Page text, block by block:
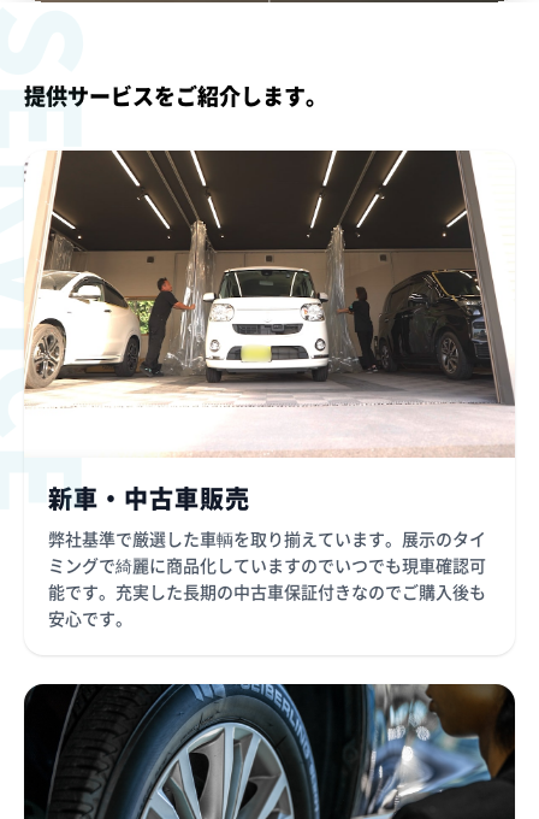
提供サービスをご紹介します。
新車・中古車販売
弊社基準で厳選した車輌を取り揃えています。展示のタイ
ミングで綺麗に商品化していますのでいつでも現車確認可
能です。充実した長期の中古車保証付きなのでご購入後も
安心です。